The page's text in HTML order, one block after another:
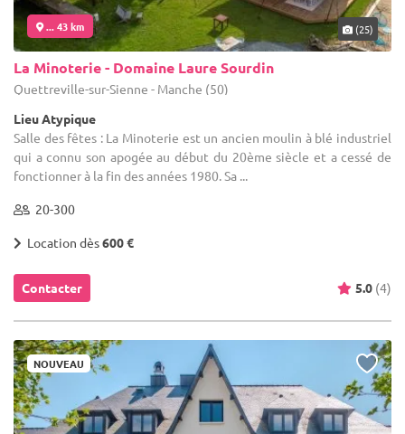
... 43 km (25)
La Minoterie - Domaine Laure Sourdin
Quettreville-sur-Sienne - Manche (50)
Lieu Atypique
Salle des fêtes : La Minoterie est un ancien moulin à blé industriel
qui a connu son apogée au début du 20ème siècle et a cessé de
fonctionner à la fin des années 1980. Sa ...
20-300
Location dès600 €
Contacter 5.0 (4)
NOUVEAU